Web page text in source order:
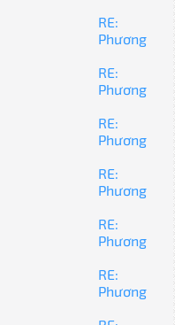
RE:
Phương
RE:
Phương
RE:
Phương
RE:
Phương
RE:
Phương
RE:
Phương